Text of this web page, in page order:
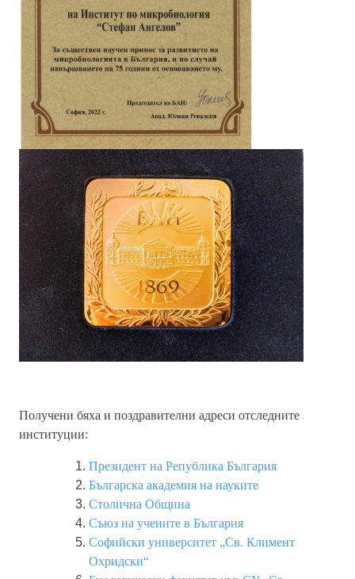
Получени бяха и поздравителни адреси отследните
институции:
Президент на Република България
Българска академия на науките
Столична Община
Съюз на учените в България
Софийски университет „Св. Климент
Охридски“